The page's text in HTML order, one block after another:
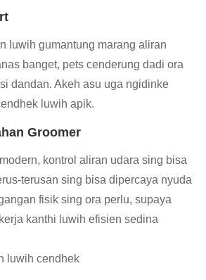
luwih gumantung marang aliran
banget, pets cenderung dadi ora
dandan. Akeh asu uga ngidinke
luwih apik.
Groomer
kontrol aliran udara sing bisa
terusan sing bisa dipercaya nyuda
fisik sing ora perlu, supaya
kanthi luwih efisien sedina
luwih cendhek